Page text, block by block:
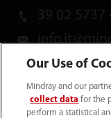
39 02 5737
Privacy Policy｜
Modello 231｜
Our Use of
Mindray and our
collect data for the
perform a statistical